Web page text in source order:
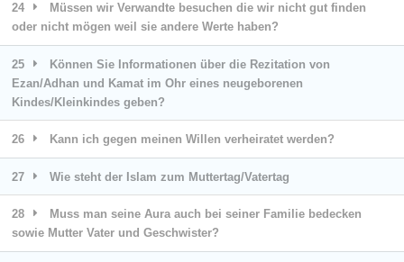
24
Müssen wir Verwandte besuchen die wir nicht gut finden
oder nicht mögen weil sie andere Werte haben?
25
Können Sie Informationen über die Rezitation von
Ezan/Adhan und Kamat im Ohr eines neugeborenen
Kindes/Kleinkindes geben?
26 Kann ich gegen meinen Willen verheiratet werden?
27 Wie steht der Islam zum Muttertag/Vatertag
28
Muss man seine Aura auch bei seiner Familie bedecken
sowie Mutter Vater und Geschwister?